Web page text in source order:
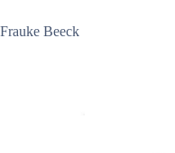
Inhalt
springen
Frauke Beeck